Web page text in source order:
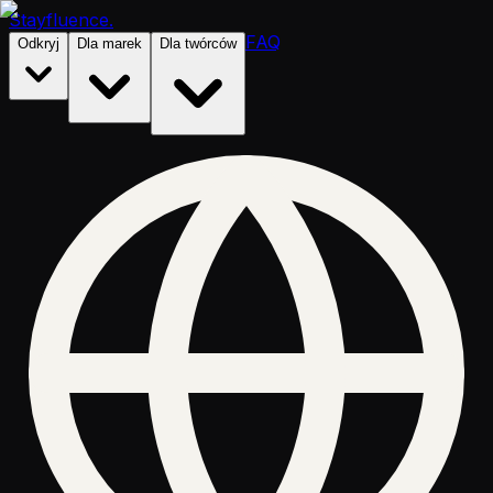
Stayfluence.
Odkryj Dla marek Dla twórców FAQ